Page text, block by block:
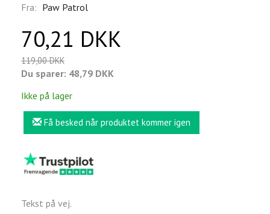
Fra: Paw Patrol
70,21 DKK
119,00 DKK
Du sparer: 48,79 DKK
Ikke på lager
Få besked når produktet kommer igen
Tekst på vej.